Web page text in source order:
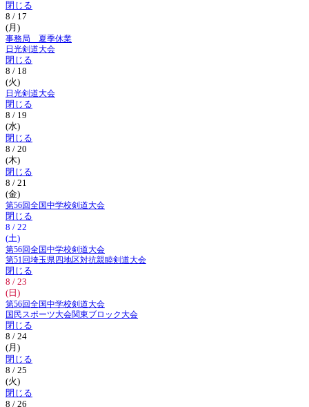
閉じる
8 / 17
(月)
事務局 夏季休業
日光剣道大会
閉じる
8 / 18
(火)
日光剣道大会
閉じる
8 / 19
(水)
閉じる
8 / 20
(木)
閉じる
8 / 21
(金)
第56回全国中学校剣道大会
閉じる
8 / 22
(土)
第56回全国中学校剣道大会
第51回埼玉県四地区対抗親睦剣道大会
閉じる
8 / 23
(日)
第56回全国中学校剣道大会
国民スポーツ大会関東ブロック大会
閉じる
8 / 24
(月)
閉じる
8 / 25
(火)
閉じる
8 / 26